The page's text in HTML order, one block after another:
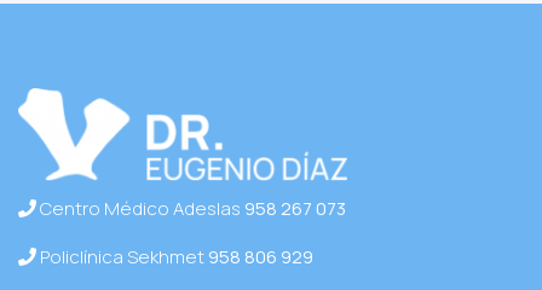
Centro Médico Adeslas 958 267 073
Policlínica Sekhmet958 806 929